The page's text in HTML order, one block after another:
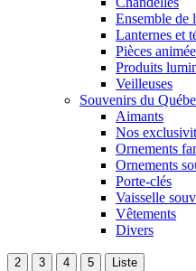
Ensemble de
Lanternes et
Pièces
Produits
Veilleuses
Souvenirs du
Aimants
Nos
Ornements
Ornements
Porte-clés
Vaisselle
Vêtements
Divers
2 3 4 5 Liste